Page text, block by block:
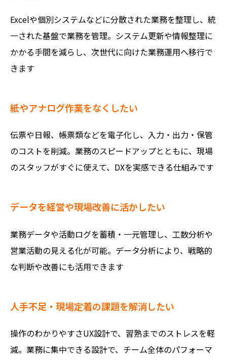
Excelや個別システムなどに分散された業務を整理し、統
一された基盤で業務を管理。システム更新や情報整理に
かかる手間を減らし、次世代に向けた業務運用へ移行で
きます
紙やアナログ作業をなくしたい
伝票や日報、帳票類などを電子化し、入力・出力・保管
のコストを削減。業務のスピードアップとともに、現場
のスタッフがすぐに使えて、DXを実感できる仕組みです
データを経営や現場改善に活かしたい
業務データや活動ログを蓄積・一元管理し、工数分析や
営業活動の見える化が可能。データ分析により、戦略的
な判断や改善にも活用できます
人手不足・現場定着の課題を解消したい
操作のわかりやすさUX設計で、習熟までのストレスを軽
減。業務に集中できる設計で、チーム全体のパフォーマ